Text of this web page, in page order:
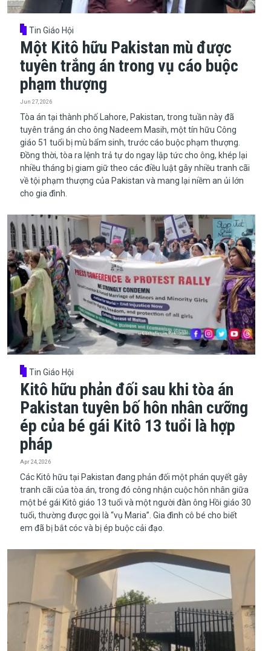
Tin Giáo Hội
Một Kitô hữu Pakistan mù được
tuyên trắng án trong vụ cáo buộc
phạm thượng
Jun 27, 2026
Tòa án tại thành phố Lahore, Pakistan, trong tuần này đã
tuyên trắng án cho ông Nadeem Masih, một tín hữu Công
giáo 51 tuổi bị mù bẩm sinh, trước cáo buộc phạm thượng.
Đồng thời, tòa ra lệnh trả tự do ngay lập tức cho ông, khép lại
nhiều tháng bị giam giữ theo các điều luật gây nhiều tranh cãi
về tội phạm thượng của Pakistan và mang lại niềm an ủi lớn
cho gia đình.
Tin Giáo Hội
Kitô hữu phản đối sau khi tòa án
Pakistan tuyên bố hôn nhân cưỡng
ép của bé gái Kitô 13 tuổi là hợp
pháp
Apr 24, 2026
​​​​​​​Các Kitô hữu tại Pakistan đang phản đối một phán quyết gây
tranh cãi của tòa án, trong đó công nhận cuộc hôn nhân giữa
một bé gái Kitô giáo 13 tuổi và một người đàn ông Hồi giáo 30
tuổi, thường được gọi là “vụ Maria”. Gia đình cô bé cho biết
em đã bị bắt cóc và bị ép buộc cải đạo.